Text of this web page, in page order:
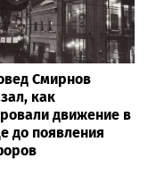
Смирнов
как
движение в
до появления